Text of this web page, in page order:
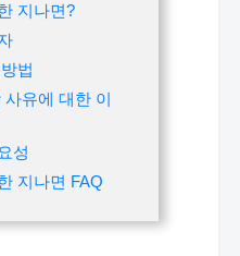
지나면?
법
유에 대한 이
성
지나면 FAQ